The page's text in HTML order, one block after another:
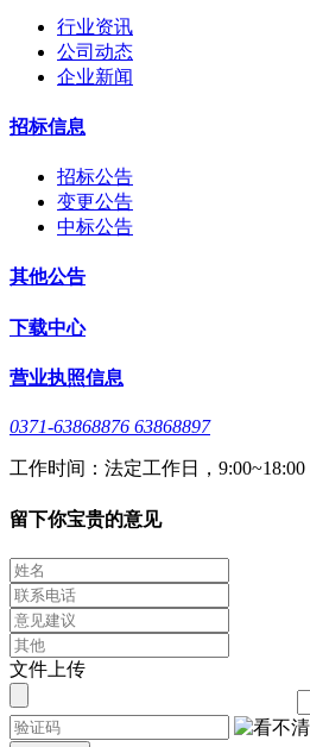
行业资讯
公司动态
企业新闻
招标信息
招标公告
变更公告
中标公告
其他公告
下载中心
营业执照信息
0371-63868876 63868897
工作时间：法定工作日，9:00~18:00
留下你宝贵的意见
文件上传